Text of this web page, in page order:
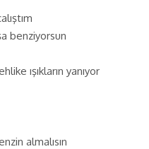
benziyorsun
ışıkların yanıyor
almalısın